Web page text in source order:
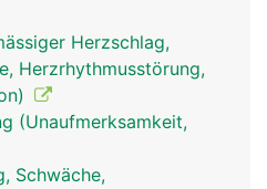
Herzschlag,
Herzrhythmusstörung,
(Unaufmerksamkeit,
Schwäche,